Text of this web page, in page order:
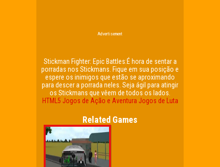
Advertisement
Stickman Fighter: Epic Battles:É hora de sentar a
porradas nos Stickmans. Fique em sua posição e
espere os inimigos que estão se aproximando
para descer a porrada neles. Seja ágil para atingir
os Stickmans que vêem de todos os lados.
HTML5 Jogos de Ação e Aventura Jogos de Luta
Related Games